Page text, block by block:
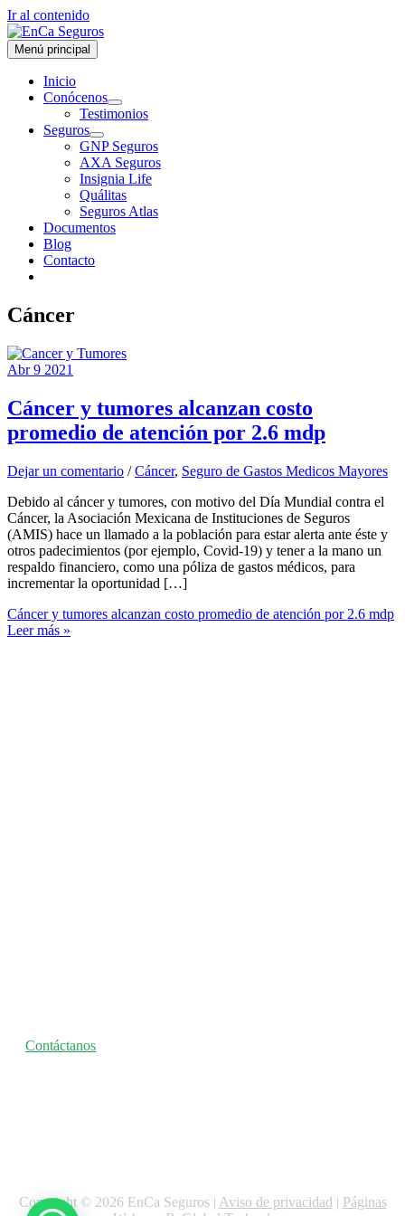
Ir al contenido
Menú principal
Inicio
Conócenos
Testimonios
Seguros
GNP Seguros
AXA Seguros
Insignia Life
Quálitas
Seguros Atlas
Documentos
Blog
Contacto
Cáncer
Abr 9 2021
Cáncer y tumores alcanzan costo
promedio de atención por 2.6 mdp
Dejar un comentario /Cáncer, Seguro de Gastos Medicos Mayores
Debido al cáncer y tumores, con motivo del Día Mundial contra el
Cáncer, la Asociación Mexicana de Instituciones de Seguros
(AMIS) hace un llamado a la población para estar alerta ante éste y
otros padecimientos (por ejemplo, Covid-19) y tener a la mano un
respaldo financiero, como una póliza de gastos médicos, para
incrementar la oportunidad […]
Cáncer y tumores alcanzan costo promedio de atención por 2.6 mdp
Leer más »
Contáctanos
Copyright © 2026 EnCa Seguros | Aviso de privacidad | Páginas